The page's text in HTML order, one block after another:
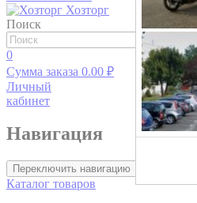
Хозторг
Поиск
0
Сумма заказа 0.00 ₽
Личный
кабинет
Навигация
Переключить навигацию
Каталог товаров